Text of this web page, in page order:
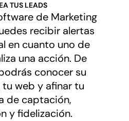
TUS LEADS
de Marketing
recibir alertas
en cuanto uno de
una acción. De
conocer su
web y afinar tu
de captación,
y fidelización.